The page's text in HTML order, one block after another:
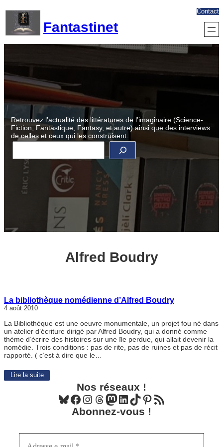
contenu
Fantastinet
Contact
Retrouvez l’actualité des littératures de l’imaginaire (Science-
Fiction, Fantastique, Fantasy, et autre) ainsi que des interviews
de celles et ceux qui les construisent.
R
c
Alfred Boudry
La bibliothèque nomédienne d’Alfred Boudry
4 août 2010
La Bibliothèque est une oeuvre monumentale, un projet fou né dans
un atelier d’écriture dirigé par Alfred Boudry, qui a donné comme
thème d’écrire des histoires sur une île perdue, qui allait devenir la
nomédie. Trois conditions : pas de rite, pas de ruines et pas de récit
rapporté. ( c’est à dire que le…
Lire la suite
Nos réseaux !
Bluesky Facebook Instagram Threads Mastodon LinkedIn TikTok Pinterest Flux RSS
Abonnez-vous !